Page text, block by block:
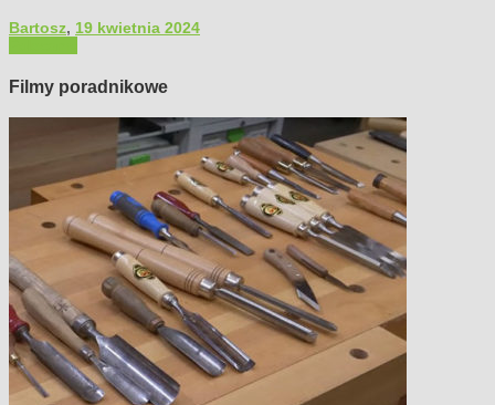
Bartosz, 19 kwietnia 2024
Filmy poradnikowe